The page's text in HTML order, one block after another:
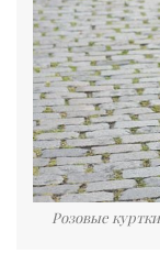
Розовые